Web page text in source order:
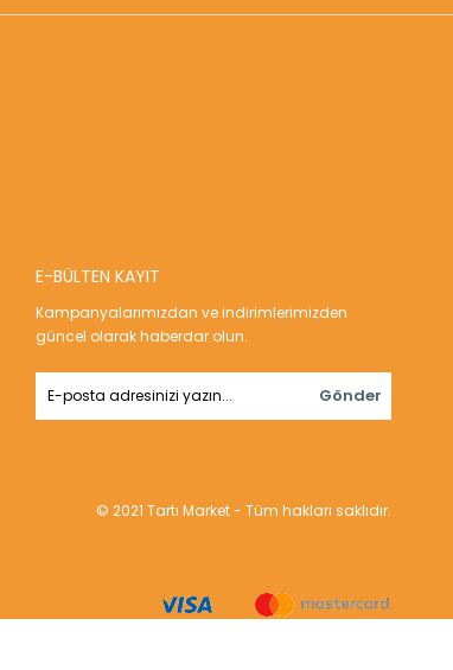
E-BÜLTEN KAYIT
Kampanyalarımızdan ve indirimlerimizden
güncel olarak haberdar olun.
Gönder
© 2021 Tartı Market - Tüm hakları saklıdır.